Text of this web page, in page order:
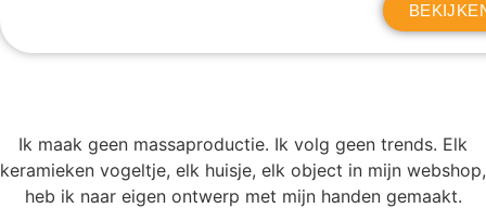
Ik maak geen massaproductie. Ik volg geen trends. Elk
keramieken vogeltje, elk huisje, elk object in mijn webshop,
heb ik naar eigen ontwerp met mijn handen gemaakt.